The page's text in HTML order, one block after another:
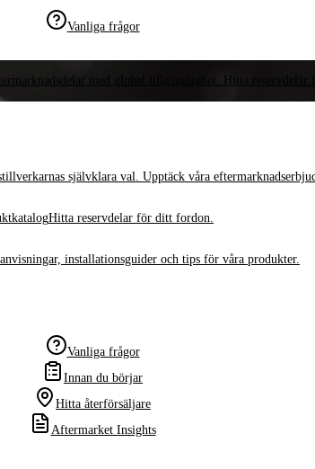
Vanliga frågor
med global tillgänglighet. Hitta reservdelar
självklara val. Upptäck våra
Hitta reservdelar för ditt fordon.
installationsguider och tips för våra produkter.
Vanliga frågor
Innan du börjar
Hitta återförsäljare
Aftermarket Insights